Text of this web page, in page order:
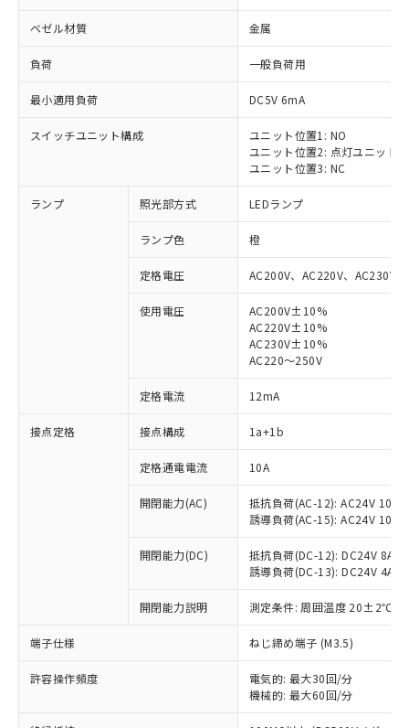
ベゼル材質 金属
負荷 一般負荷用
最小適用負荷 DC5V 6mA
スイッチユニット構成
ユニット位置1: NO
ユニット位置2: 点灯ユニット
ユニット位置3: NC
ランプ 照光部方式 LEDランプ
ランプ色 橙
定格電圧 AC200V、AC220V、AC230V
使用電圧
AC200V±10%
AC220V±10%
AC230V±10%
AC220～250V
定格電流 12mA
接点定格 接点構成 1a+1b
定格通電電流 10A
開閉能力(AC)
抵抗負荷(AC-12): AC24V 10A/
誘導負荷(AC-15): AC24V
開閉能力(DC)
抵抗負荷(DC-12): DC24V 8A/
誘導負荷(DC-13): DC24V 4A/
開閉能力説明 測定条件: 周囲温度 20±2℃、
端子仕様 ねじ締め端子 (M3.5)
許容操作頻度
電気的: 最大30回/分
機械的: 最大60回/分
以下の条件をお読みいただき、同意のうえ
本サービスは、当社制御機器事業取扱
商品の当社在庫状況および標準価格
当社制御機器事業取扱商品の中には、
※1 対応状況
対応済み：EU RoHS指令（10物質）の
非含有に対応した製品が提供可能な商品で
対応予定：EU RoHS指令（10物質）の非含
有に対応した製品に切り替える予定のある
対応予定なし：EU RoHS指令（10物質）の
非含有に非対応の商品で、対応品を出す予
定はありません。
調査・確認中：EU RoHS指令（10物質）の
非含有の対応状況を調査中または確認中の
非該当品：ライセンス料など無形物で、有
害物質有無と関係のない商品です。
仕入先様の事情により、非含有部品として
※1 中国RoHS○×表
「○」：最大均質材料含有率が中国RoHSの
基準値以下であることを示します。
「×」：最大均質材料含有率が中国RoHSの